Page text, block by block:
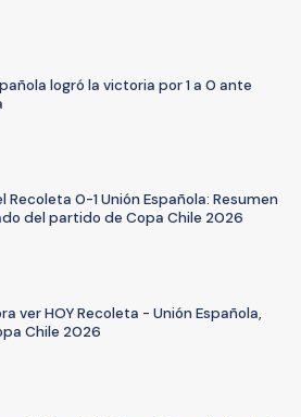
logró la victoria por 1 a 0 ante
Recoleta 0-1 Unión Española: Resumen
del partido de Copa Chile 2026
ver HOY Recoleta - Unión Española,
Chile 2026